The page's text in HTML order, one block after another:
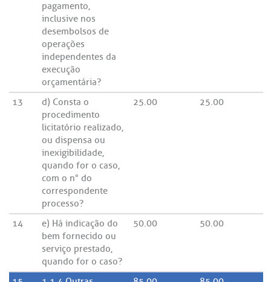
pagamento,
inclusive nos
desembolsos de
operações
independentes da
execução
orçamentária?
13
d) Consta o
procedimento
licitatório realizado,
ou dispensa ou
inexigibilidade,
quando for o caso,
com o n° do
correspondente
processo?
25.00 25.00
14
e) Há indicação do
bem fornecido ou
serviço prestado,
quando for o caso?
50.00 50.00